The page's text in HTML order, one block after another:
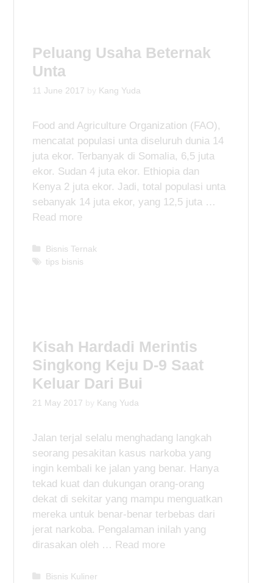
r
e
s
Peluang Usaha Beternak
Unta
11 June 2017 by Kang Yuda
Food and Agriculture Organization (FAO),
mencatat populasi unta diseluruh dunia 14
juta ekor. Terbanyak di Somalia, 6,5 juta
ekor. Sudan 4 juta ekor. Ethiopia dan
Kenya 2 juta ekor. Jadi, total populasi unta
sebanyak 14 juta ekor, yang 12,5 juta …
Read more
C
a
e
s
Bisnis Ternak
T
tips bisnis
Kisah Hardadi Merintis
Singkong Keju D-9 Saat
Keluar Dari Bui
21 May 2017 by Kang Yuda
Jalan terjal selalu menghadang langkah
seorang pesakitan kasus narkoba yang
ingin kembali ke jalan yang benar. Hanya
tekad kuat dan dukungan orang-orang
dekat di sekitar yang mampu menguatkan
mereka untuk benar-benar terbebas dari
jerat narkoba. Pengalaman inilah yang
dirasakan oleh … Read more
C
Bisnis Kuliner